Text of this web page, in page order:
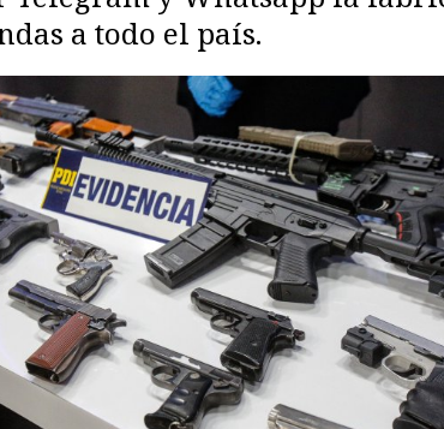
a todo el país.